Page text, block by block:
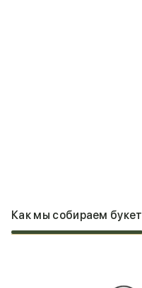
Как мы собираем букет